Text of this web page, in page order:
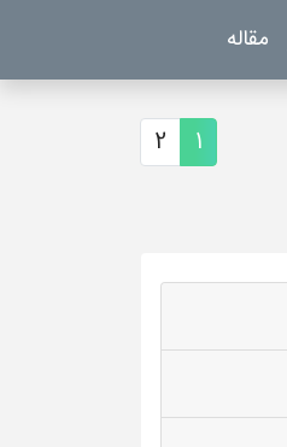
مقاله
1
2